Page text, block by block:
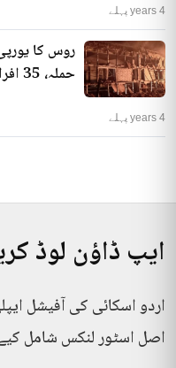
4 years پہلے
روس کا
حملہ، 35 افراد ہلاک
4 years پہلے
ایپ ڈاؤن لوڈ
اردو اسکائی کی آفیشل
اصل اسٹور لنکس شامل